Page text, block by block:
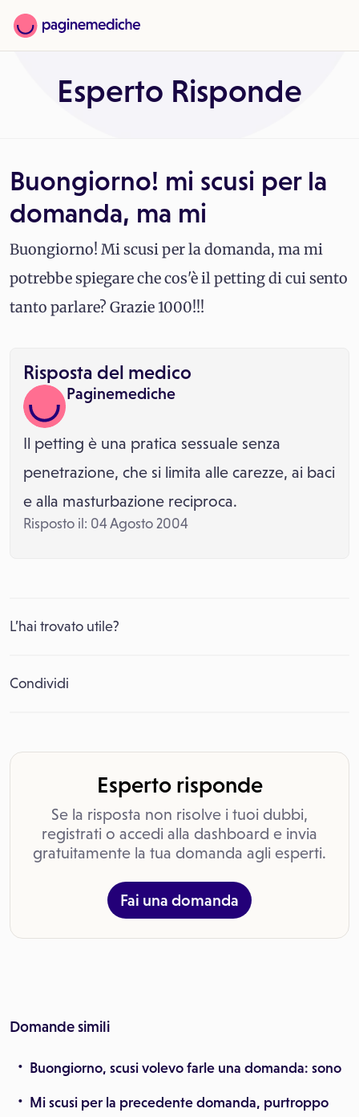
Esperto Risponde
Buongiorno! mi scusi per la
domanda, ma mi
Buongiorno! Mi scusi per la domanda, ma mi
potrebbe spiegare che cos'è il petting di cui sento
tanto parlare? Grazie 1000!!!
Risposta del medico
Paginemediche
Il petting è una pratica sessuale senza
penetrazione, che si limita alle carezze, ai baci
e alla masturbazione reciproca.
Risposto il: 04 Agosto 2004
L’hai trovato utile?
Condividi
Esperto risponde
Se la risposta non risolve i tuoi dubbi,
registrati o accedi alla dashboard e invia
gratuitamente la tua domanda agli esperti.
Fai una domanda
Domande simili
Buongiorno, scusi volevo farle una domanda: sono
Mi scusi per la precedente domanda, purtroppo